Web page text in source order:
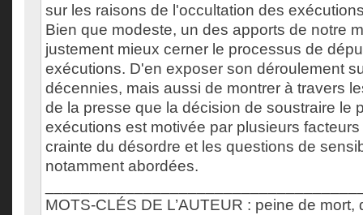
sur les raisons de l'occultation des
Bien que modeste, un des apports de notre
justement mieux cerner le processus de
exécutions. D'en exposer son déroulement
décennies, mais aussi de montrer à travers
de la presse que la décision de soustraire le
exécutions est motivée par plusieurs
crainte du désordre et les questions de
notamment abordées.
MOTS-CLÉS DE L’AUTEUR : peine de mort,